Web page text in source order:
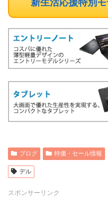
新生活応援特別
ブログ 特価・セール情報
デル
スポンサーリンク